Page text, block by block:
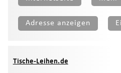
Adresse anzeigen
Tische-Leihen.de